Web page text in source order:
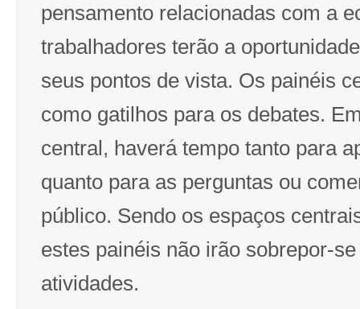
pensamento relacionadas com a
trabalhadores terão a
seus pontos de vista. Os painéis
como gatilhos para os debates.
central, haverá tempo tanto para
quanto para as perguntas ou
público. Sendo os espaços
estes painéis não irão sobrepor-
atividades.